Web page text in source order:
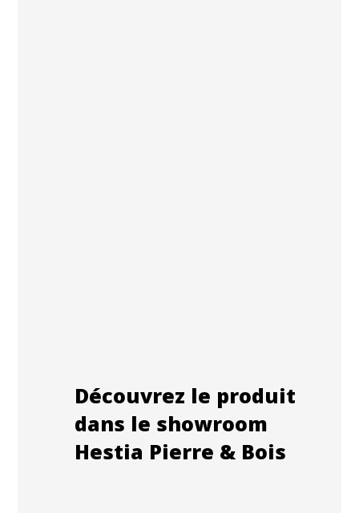
Découvrez le produit
dans le showroom
Hestia Pierre & Bois